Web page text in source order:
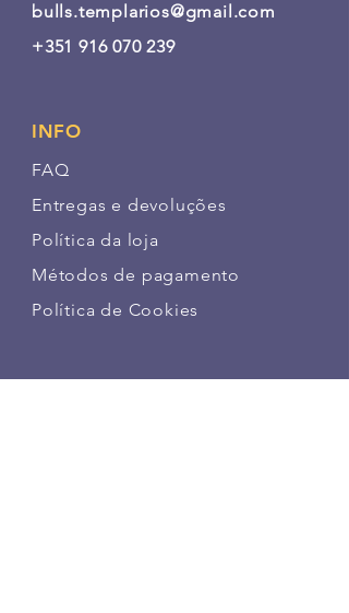
bulls.templarios@gmail.com
+351 916 070 239
INFO
FAQ
Entregas e devoluções
Política da loja
Métodos de pagamento
Política de Cookies